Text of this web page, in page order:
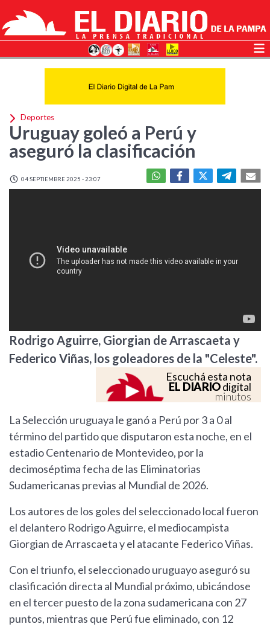
Deportes
Uruguay goleó a Perú y
aseguró la clasificación
04 SEPTIEMBRE 2025 - 23:07
Rodrigo Aguirre, Giorgian de Arrascaeta y
Federico Viñas, los goleadores de la "Celeste".
Escuchá esta nota
EL DIARIOdigital
minutos
La Selección uruguaya le ganó a Perú por 3 a 0 al
término del partido que disputaron esta noche, en el
estadio Centenario de Montevideo, por la
decimoséptima fecha de las Eliminatorias
Sudamericanas previas al Mundial de 2026.
Los autores de los goles del seleccionado local fueron
el delantero Rodrigo Aguirre, el mediocampista
Giorgian de Arrascaeta y el atacante Federico Viñas.
Con el triunfo, el seleccionado uruguayo aseguró su
clasificación directa al Mundial próximo, ubicándose
en el tercer puesto de la zona sudamericana con 27
puntos, mientras que Perú fue eliminado, con 12